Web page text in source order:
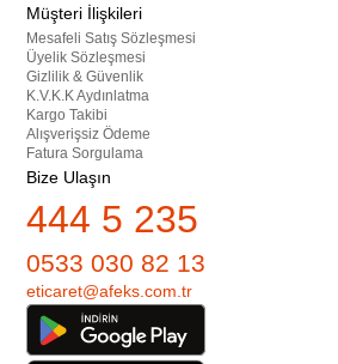
Müşteri İlişkileri
Mesafeli Satış Sözleşmesi
Üyelik Sözleşmesi
Gizlilik & Güvenlik
K.V.K.K Aydınlatma
Kargo Takibi
Alışverişsiz Ödeme
Fatura Sorgulama
Bize Ulaşın
444 5 235
0533 030 82 13
eticaret@afeks.com.tr